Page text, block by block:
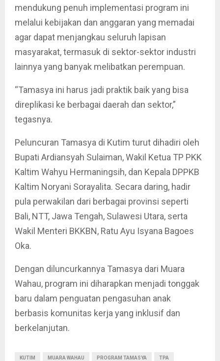
mendukung penuh implementasi program ini
melalui kebijakan dan anggaran yang memadai
agar dapat menjangkau seluruh lapisan
masyarakat, termasuk di sektor-sektor industri
lainnya yang banyak melibatkan perempuan.
“Tamasya ini harus jadi praktik baik yang bisa
direplikasi ke berbagai daerah dan sektor,”
tegasnya.
Peluncuran Tamasya di Kutim turut dihadiri oleh
Bupati Ardiansyah Sulaiman, Wakil Ketua TP PKK
Kaltim Wahyu Hermaningsih, dan Kepala DPPKB
Kaltim Noryani Sorayalita. Secara daring, hadir
pula perwakilan dari berbagai provinsi seperti
Bali, NTT, Jawa Tengah, Sulawesi Utara, serta
Wakil Menteri BKKBN, Ratu Ayu Isyana Bagoes
Oka.
Dengan diluncurkannya Tamasya dari Muara
Wahau, program ini diharapkan menjadi tonggak
baru dalam penguatan pengasuhan anak
berbasis komunitas kerja yang inklusif dan
berkelanjutan.
KUTIM MUARA WAHAU PROGRAM TAMASYA TPA